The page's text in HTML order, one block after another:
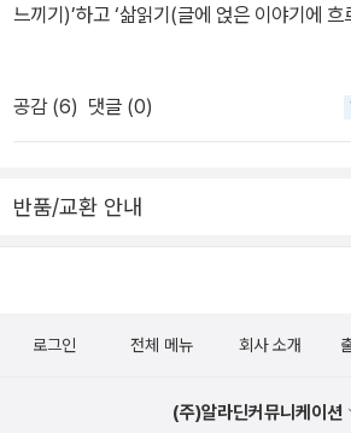
느끼기)’하고 ‘삶읽기(글에 얹은 이야기에 흐
이지 싶어요. 줄거리만 짚는다든지, 종이에
아직 ‘읽기’라 하기 어렵습니다. 사람을 얼굴
옷차림이나 말매무새로만 따지려 하면 아주
씨를 맞아들이려면 언제나 느긋해야 하고, 씨
으면서, 즐겁게 새길을 나아갈 책입니다. 문
란히 담고서 차곡차곡 새기고 되새기고 곱새
가〉로 찾아듭니다. 저잣길을 지나고, 골목집
공감 (6) 댓글 (0)
반품/교환 안내
로그인 전체 메뉴 회사 소개
(주)알라딘커뮤니케이션